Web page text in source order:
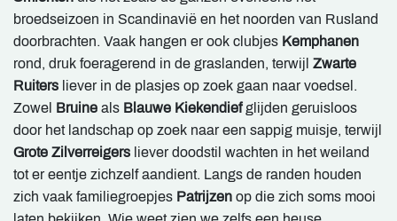
broedseizoen in Scandinavië en het noorden van Rusland
doorbrachten. Vaak hangen er ook clubjes Kemphanen
rond, druk foeragerend in de graslanden, terwijl Zwarte
Ruiters liever in de plasjes op zoek gaan naar voedsel.
Zowel Bruine als Blauwe Kiekendiefglijden geruisloos
door het landschap op zoek naar een sappig muisje, terwijl
Grote Zilverreigers liever doodstil wachten in het weiland
tot er eentje zichzelf aandient. Langs de randen houden
zich vaak familiegroepjes Patrijzen op die zich soms mooi